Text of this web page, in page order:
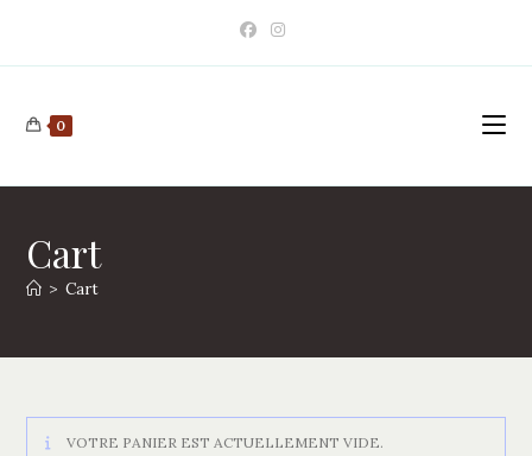
content
0
Cart
> Cart
VOTRE PANIER EST ACTUELLEMENT VIDE.